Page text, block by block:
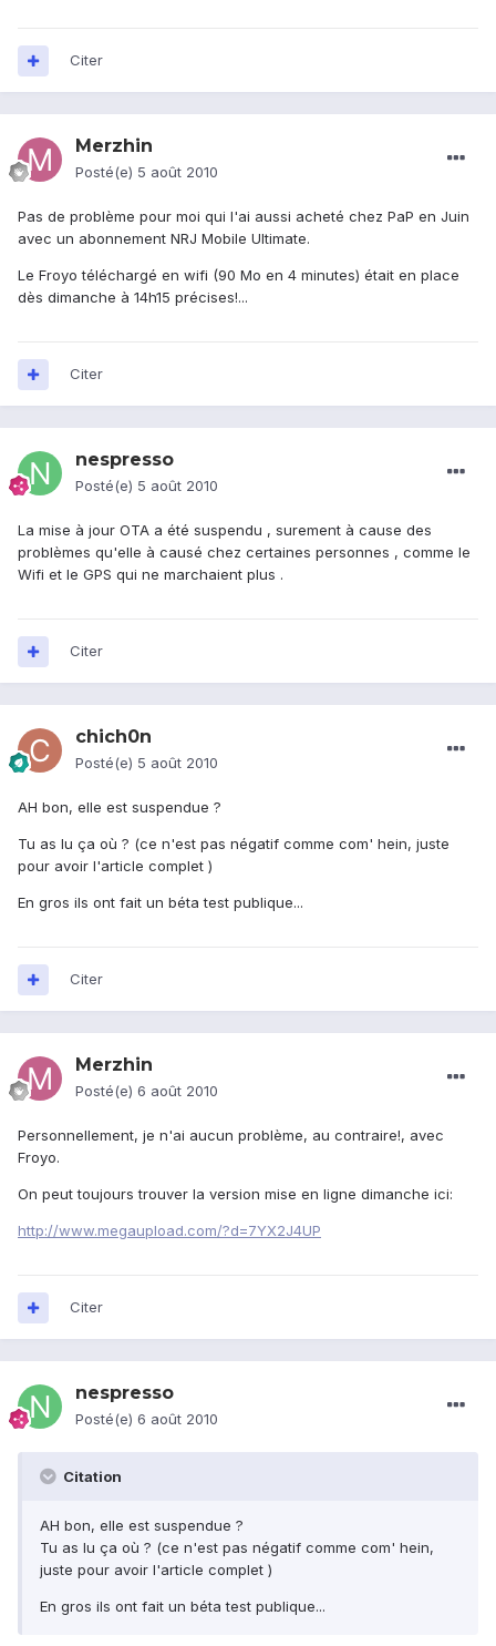
Citer
Merzhin
Posté(e) 5 août 2010
Pas de problème pour moi qui l'ai aussi acheté chez PaP en Juin
avec un abonnement NRJ Mobile Ultimate.
Le Froyo téléchargé en wifi (90 Mo en 4 minutes) était en place
dès dimanche à 14h15 précises!...
Citer
nespresso
Posté(e) 5 août 2010
La mise à jour OTA a été suspendu , surement à cause des
problèmes qu'elle à causé chez certaines personnes , comme le
Wifi et le GPS qui ne marchaient plus .
Citer
chich0n
Posté(e) 5 août 2010
AH bon, elle est suspendue ?
Tu as lu ça où ? (ce n'est pas négatif comme com' hein, juste
pour avoir l'article complet )
En gros ils ont fait un béta test publique...
Citer
Merzhin
Posté(e) 6 août 2010
Personnellement, je n'ai aucun problème, au contraire!, avec
Froyo.
On peut toujours trouver la version mise en ligne dimanche ici:
http://www.megaupload.com/?d=7YX2J4UP
Citer
nespresso
Posté(e) 6 août 2010
Citation
AH bon, elle est suspendue ?
Tu as lu ça où ? (ce n'est pas négatif comme com' hein,
juste pour avoir l'article complet )
En gros ils ont fait un béta test publique...